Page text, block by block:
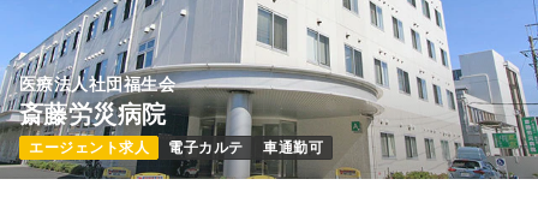
気になる 詳細を見る
医療法人社団福生会
斎藤労災病院
エージェント求人 電子カルテ 車通勤可